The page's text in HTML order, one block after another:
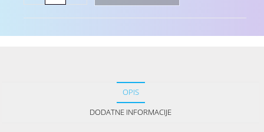
OPIS
DODATNE INFORMACIJE